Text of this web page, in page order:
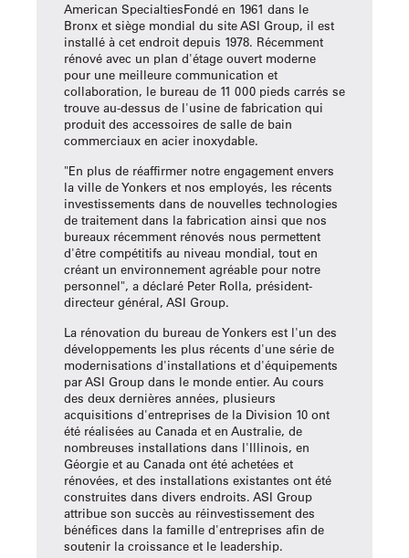
American SpecialtiesFondé en 1961 dans le
Bronx et siège mondial du site ASI Group, il est
installé à cet endroit depuis 1978. Récemment
rénové avec un plan d'étage ouvert moderne
pour une meilleure communication et
collaboration, le bureau de 11 000 pieds carrés se
trouve au-dessus de l'usine de fabrication qui
produit des accessoires de salle de bain
commerciaux en acier inoxydable.
"En plus de réaffirmer notre engagement envers
la ville de Yonkers et nos employés, les récents
investissements dans de nouvelles technologies
de traitement dans la fabrication ainsi que nos
bureaux récemment rénovés nous permettent
d'être compétitifs au niveau mondial, tout en
créant un environnement agréable pour notre
personnel", a déclaré Peter Rolla, président-
directeur général, ASI Group.
La rénovation du bureau de Yonkers est l'un des
développements les plus récents d'une série de
modernisations d'installations et d'équipements
par ASI Group dans le monde entier. Au cours
des deux dernières années, plusieurs
acquisitions d'entreprises de la Division 10 ont
été réalisées au Canada et en Australie, de
nombreuses installations dans l'Illinois, en
Géorgie et au Canada ont été achetées et
rénovées, et des installations existantes ont été
construites dans divers endroits. ASI Group
attribue son succès au réinvestissement des
bénéfices dans la famille d'entreprises afin de
soutenir la croissance et le leadership.